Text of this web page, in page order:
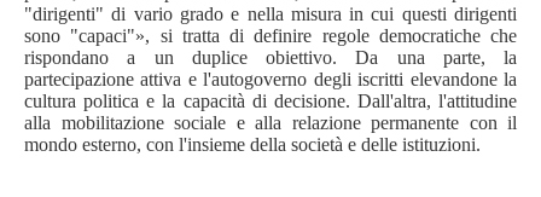
"dirigenti" di vario grado e nella misura in cui questi dirigenti
sono "capaci"», si tratta di definire regole democratiche che
rispondano a un duplice obiettivo. Da una parte, la
partecipazione attiva e l'autogoverno degli iscritti elevandone la
cultura politica e la capacità di decisione. Dall'altra, l'attitudine
alla mobilitazione sociale e alla relazione permanente con il
mondo esterno, con l'insieme della società e delle istituzioni.